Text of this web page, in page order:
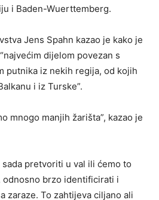
i Baden-Wuerttemberg.
Jens Spahn kazao je kako je
dijelom povezan s
putnika iz nekih regija, od kojih
i iz Turske”.
mnogo manjih žarišta”, kazao je
pretvoriti u val ili ćemo to
brzo identificirati i
zaraze. To zahtijeva ciljano ali